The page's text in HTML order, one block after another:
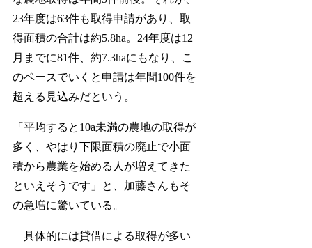
23年度は63件も取得申請があり、取
得面積の合計は約5.8ha。24年度は12
月までに81件、約7.3haにもなり、こ
のペースでいくと申請は年間100件を
超える見込みだという。
「平均すると10a未満の農地の取得が
多く、やはり下限面積の廃止で小面
積から農業を始める人が増えてきた
といえそうです」と、加藤さんもそ
の急増に驚いている。
具体的には貸借による取得が多い